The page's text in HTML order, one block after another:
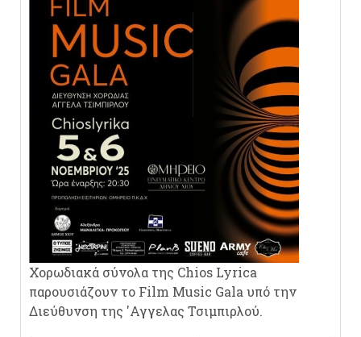
Χορωδιακά σύνολα της Chios Lyrica
παρουσιάζουν το Film Music Gala υπό την
Διεύθυνση της 'Αγγελας Τσιμπιρλού.